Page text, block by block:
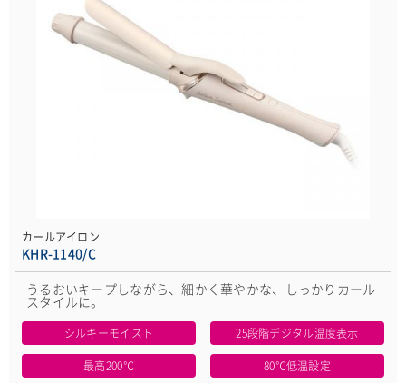
カールアイロン
KHR-1140/C
うるおいキープしながら、細かく華やかな、しっかりカール
スタイルに。
シルキーモイスト 25段階デジタル温度表示
最高200℃ 80℃低温設定